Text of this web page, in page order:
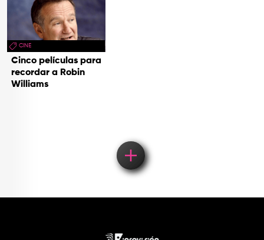
CINE
Cinco películas para
recordar a Robin
Williams